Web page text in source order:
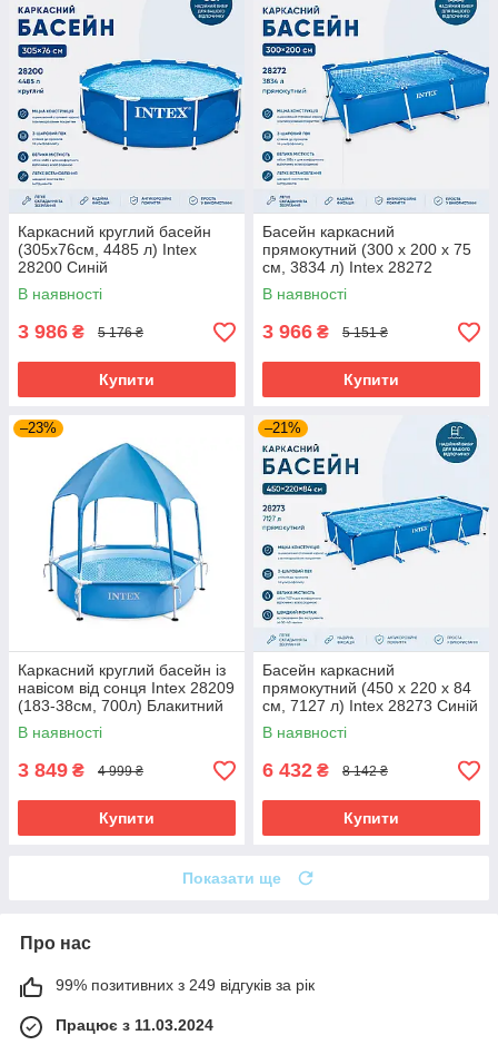
Каркасний круглий басейн
(305х76см, 4485 л) Intex
28200 Синій
В наявності
3 986 ₴ 5 176 ₴
Купити
Басейн каркасний
прямокутний (300 x 200 x 75
см, 3834 л) Intex 28272
В наявності
3 966 ₴ 5 151 ₴
Купити
–23%
Каркасний круглий басейн із
навісом від сонця Intex 28209
(183-38см, 700л) Блакитний
В наявності
3 849 ₴ 4 999 ₴
Купити
–21%
Басейн каркасний
прямокутний (450 x 220 x 84
см, 7127 л) Intex 28273 Синій
В наявності
6 432 ₴ 8 142 ₴
Купити
Показати ще
Про нас
99% позитивних з 249 відгуків за рік
Працює з 11.03.2024